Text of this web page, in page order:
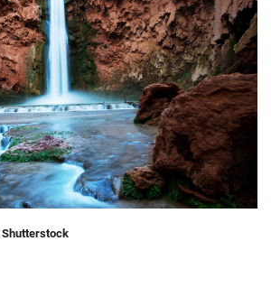
Shutterstock